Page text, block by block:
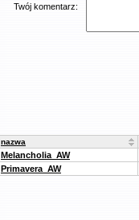
Twój komentarz:
nazwa
Melancholia_AW
Primavera_AW